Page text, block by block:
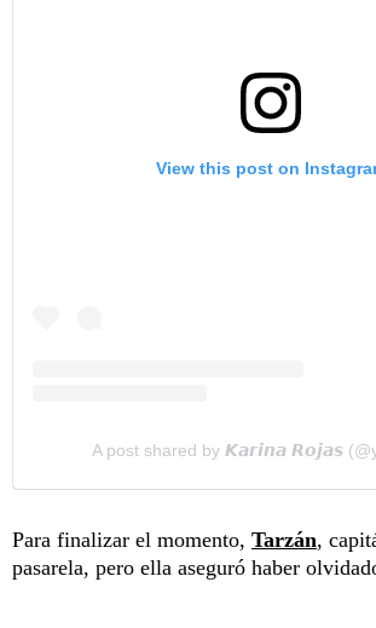
View this post on
A post shared by 𝙆𝙖𝙧𝙞𝙣𝙖 𝙍𝙤𝙟𝙖𝙨
Para finalizar el momento, Tarzán,
pasarela, pero ella aseguró haber